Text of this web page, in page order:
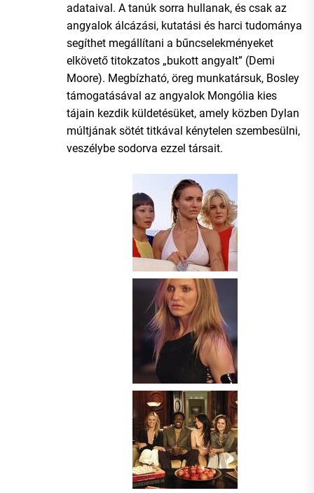
adataival. A tanúk sorra hullanak, és csak az
angyalok álcázási, kutatási és harci tudománya
segíthet megállítani a bűncselekményeket
elkövető titokzatos „bukott angyalt” (Demi
Moore). Megbízható, öreg munkatársuk, Bosley
támogatásával az angyalok Mongólia kies
tájain kezdik küldetésüket, amely közben Dylan
múltjának sötét titkával kénytelen szembesülni,
veszélybe sodorva ezzel társait.